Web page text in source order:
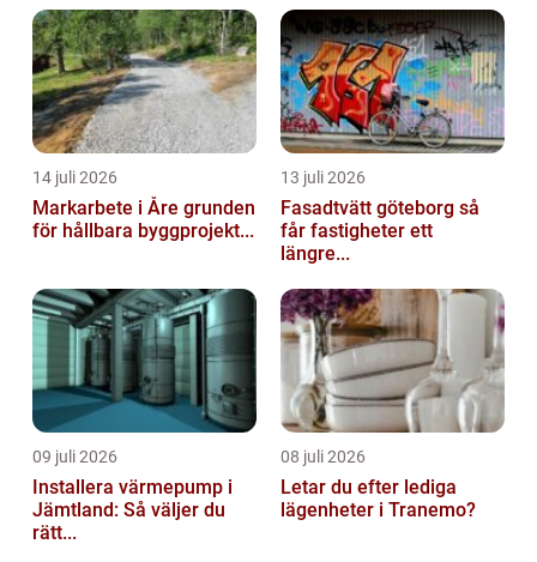
14 juli 2026
Markarbete i Åre grunden
för hållbara byggprojekt...
13 juli 2026
Fasadtvätt göteborg så
får fastigheter ett
längre...
09 juli 2026
Installera värmepump i
Jämtland: Så väljer du
rätt...
08 juli 2026
Letar du efter lediga
lägenheter i Tranemo?